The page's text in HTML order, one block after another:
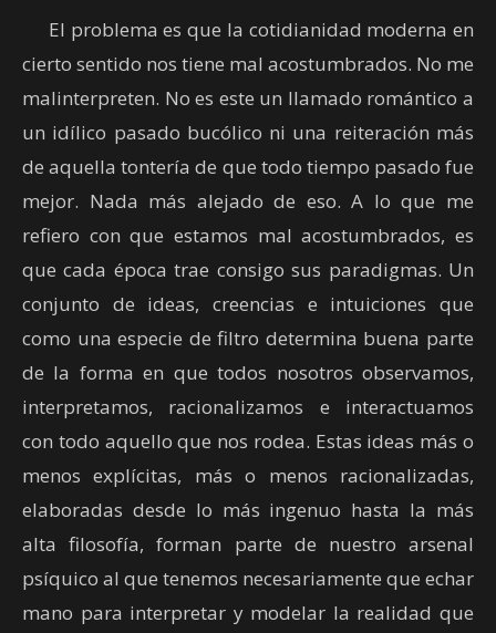
El problema es que la cotidianidad moderna en
cierto sentido nos tiene mal acostumbrados. No me
malinterpreten. No es este un llamado romántico a
un idílico pasado bucólico ni una reiteración más
de aquella tontería de que todo tiempo pasado fue
mejor. Nada más alejado de eso. A lo que me
refiero con que estamos mal acostumbrados, es
que cada época trae consigo sus paradigmas. Un
conjunto de ideas, creencias e intuiciones que
como una especie de filtro determina buena parte
de la forma en que todos nosotros observamos,
interpretamos, racionalizamos e interactuamos
con todo aquello que nos rodea. Estas ideas más o
menos explícitas, más o menos racionalizadas,
elaboradas desde lo más ingenuo hasta la más
alta filosofía, forman parte de nuestro arsenal
psíquico al que tenemos necesariamente que echar
mano para interpretar y modelar la realidad que